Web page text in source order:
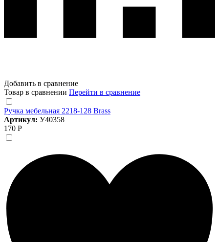
Добавить в сравнение
Товар в сравнении Перейти в сравнение
Ручка мебельная 2218-128 Brass
Артикул: У40358
170 Р